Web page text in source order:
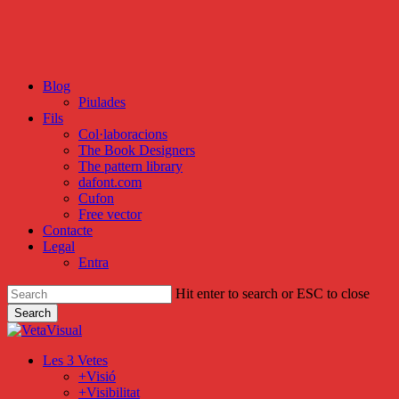
Blog
Piulades
Fils
Col·laboracions
The Book Designers
The pattern library
dafont.com
Cufon
Free vector
Contacte
Legal
Entra
Hit enter to search or ESC to close
Search
Close
search
Menu
Les 3 Vetes
+Visió
+Visibilitat